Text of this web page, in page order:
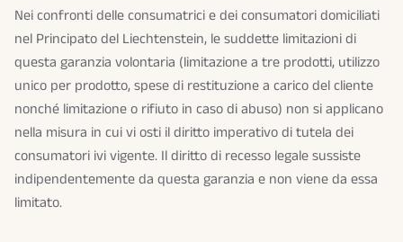
Nei confronti delle consumatrici e dei consumatori domiciliati
nel Principato del Liechtenstein, le suddette limitazioni di
questa garanzia volontaria (limitazione a tre prodotti, utilizzo
unico per prodotto, spese di restituzione a carico del cliente
nonché limitazione o rifiuto in caso di abuso) non si applicano
nella misura in cui vi osti il diritto imperativo di tutela dei
consumatori ivi vigente. Il diritto di recesso legale sussiste
indipendentemente da questa garanzia e non viene da essa
limitato.